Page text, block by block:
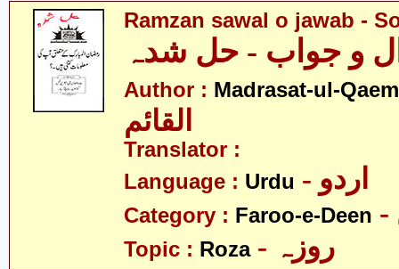
Ramzan sawal o jawab -
و جواب - حل شدہ
Author : Madrasat-ul-
القائم
Translator :
Language : Urdu - اردو
Category : Faroo-e-Deen
Topic : Roza - روزہ